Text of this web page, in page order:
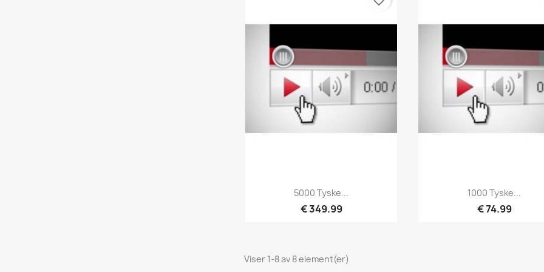
Hurtigvisning
5000 Tyske...
€ 349.99
Hurtigvisning
1000 Tyske...
€ 74.99
Viser 1-8 av 8 element(er)